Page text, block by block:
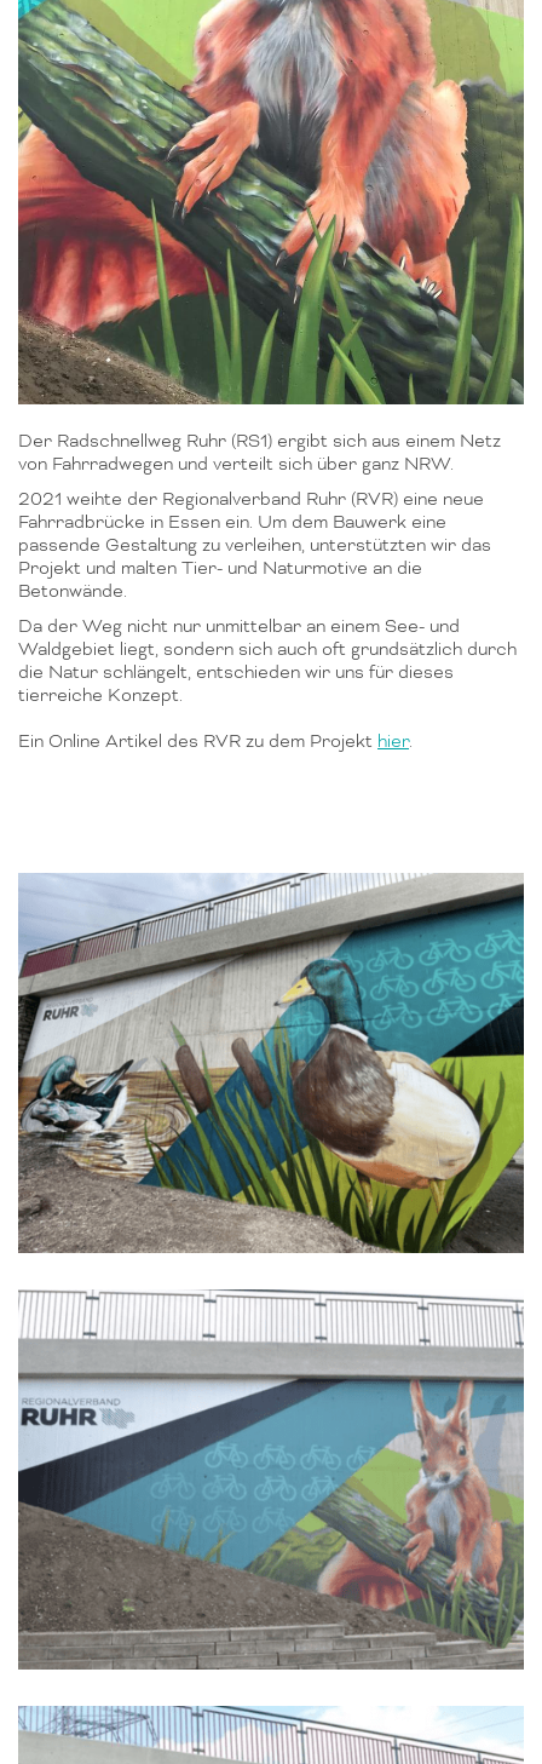
Der Radschnellweg Ruhr (RS1) ergibt sich aus einem Netz
von Fahrradwegen und verteilt sich über ganz NRW.
2021 weihte der Regionalverband Ruhr (RVR) eine neue
Fahrradbrücke in Essen ein. Um dem Bauwerk eine
passende Gestaltung zu verleihen, unterstützten wir das
Projekt und malten Tier- und Naturmotive an die
Betonwände.
Da der Weg nicht nur unmittelbar an einem See- und
Waldgebiet liegt, sondern sich auch oft grundsätzlich durch
die Natur schlängelt, entschieden wir uns für dieses
tierreiche Konzept.
Ein Online Artikel des RVR zu dem Projekt hier.